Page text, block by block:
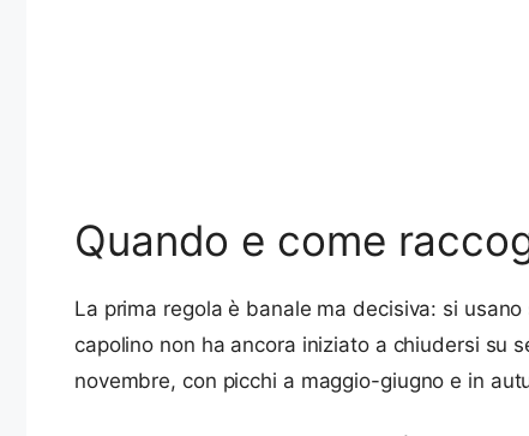
Quando e come
La prima regola è banale ma decisiva: si usano
capolino non ha ancora iniziato a chiudersi su
novembre, con picchi a maggio-giugno e in